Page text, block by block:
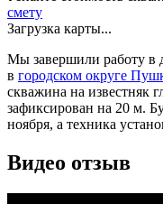
смету
Загрузка карты...
Мы завершили работу в
в городском округе
скважина на известняк
зафиксирован на 20 м.
ноября, а техника
Видео отзыв